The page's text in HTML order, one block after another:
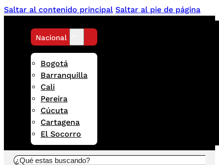
Saltar al contenido principal Saltar al pie de página
Nacional
Bogotá
Barranquilla
Cali
Pereira
Cúcuta
Cartagena
El Socorro
Buscar